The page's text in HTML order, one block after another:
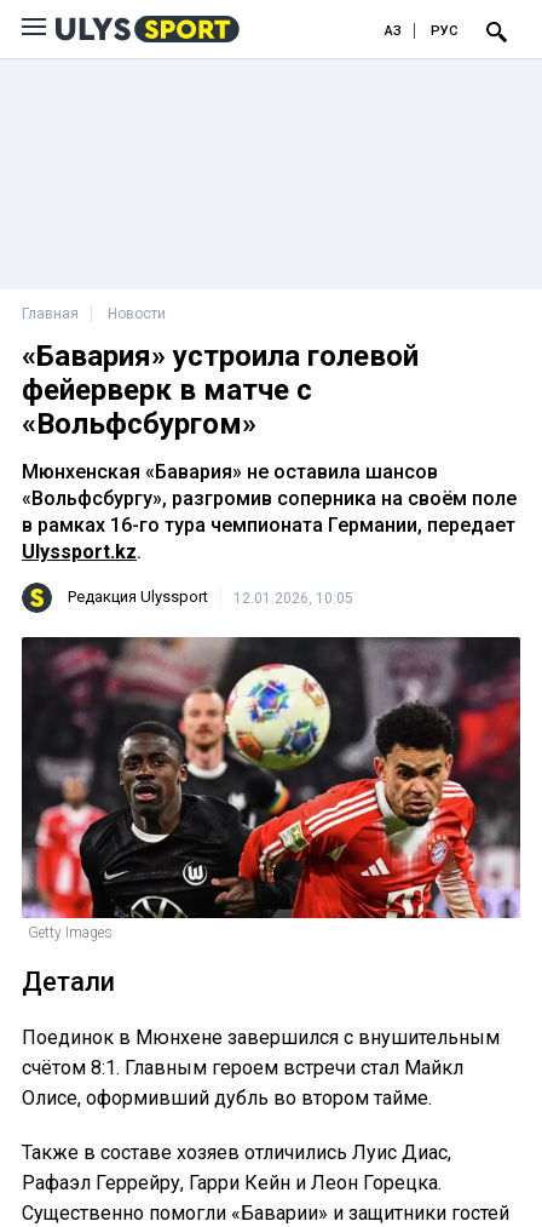
ҚАЗ РУС
Главная Новости
«Бавария» устроила голевой
фейерверк в матче с
«Вольфсбургом»
Мюнхенская «Бавария» не оставила шансов
«Вольфсбургу», разгромив соперника на своём поле
в рамках 16-го тура чемпионата Германии, передает
Ulyssport.kz.
Редакция Ulyssport 12.01.2026, 10:05
Getty Images
Детали
Поединок в Мюнхене завершился с внушительным
счётом 8:1. Главным героем встречи стал Майкл
Олисе, оформивший дубль во втором тайме.
Также в составе хозяев отличились Луис Диас,
Рафаэл Геррейру, Гарри Кейн и Леон Горецка.
Существенно помогли «Баварии» и защитники гостей